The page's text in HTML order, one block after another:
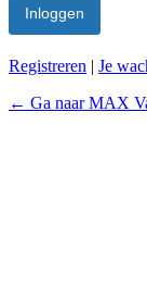
Registreren | Je
← Ga naar MAX